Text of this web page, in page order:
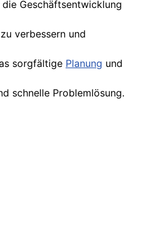
Geschäftsentwicklung
verbessern und
sorgfältige Planung und
schnelle Problemlösung.